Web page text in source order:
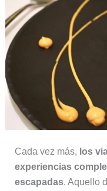
Cada vez más, los
experiencias
escapadas. Aquello